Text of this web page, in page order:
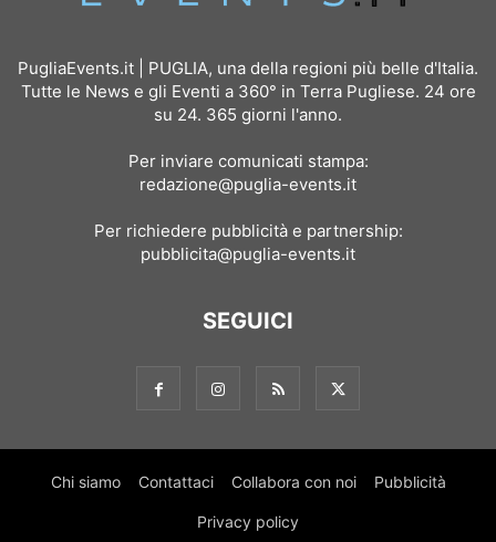
PugliaEvents.it | PUGLIA, una della regioni più belle d'Italia.
Tutte le News e gli Eventi a 360° in Terra Pugliese. 24 ore
su 24. 365 giorni l'anno.
Per inviare comunicati stampa:
redazione@puglia-events.it
Per richiedere pubblicità e partnership:
pubblicita@puglia-events.it
SEGUICI
Chi siamo Contattaci Collabora con noi Pubblicità
Privacy policy